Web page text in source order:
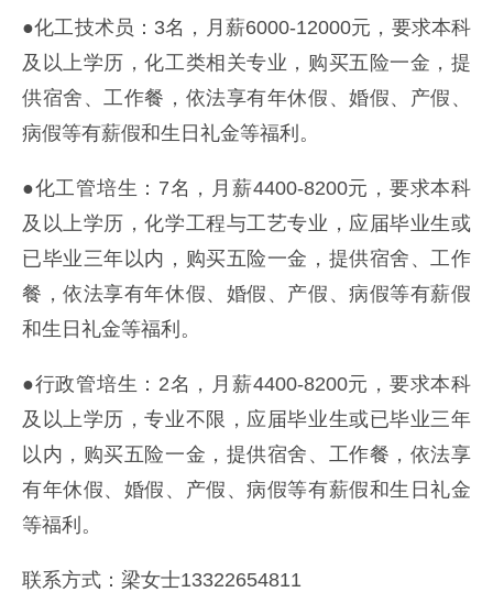
●化工技术员：3名，月薪6000-12000元，要求本科
及以上学历，化工类相关专业，购买五险一金，提
供宿舍、工作餐，依法享有年休假、婚假、产假、
病假等有薪假和生日礼金等福利。
●化工管培生：7名，月薪4400-8200元，要求本科
及以上学历，化学工程与工艺专业，应届毕业生或
已毕业三年以内，购买五险一金，提供宿舍、工作
餐，依法享有年休假、婚假、产假、病假等有薪假
和生日礼金等福利。
●行政管培生：2名，月薪4400-8200元，要求本科
及以上学历，专业不限，应届毕业生或已毕业三年
以内，购买五险一金，提供宿舍、工作餐，依法享
有年休假、婚假、产假、病假等有薪假和生日礼金
等福利。
联系方式：梁女士13322654811